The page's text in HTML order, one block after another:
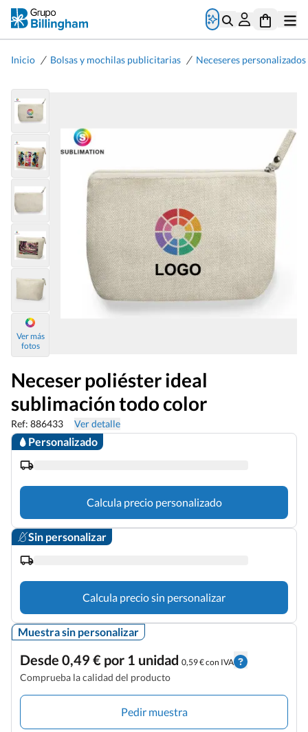
Inicio / Bolsas y mochilas publicitarias / Neceseres personalizados
Ver más
fotos
Neceser poliéster ideal
sublimación todo color
Ref: 886433 Ver detalle
Personalizado
Calcula precio personalizado
Sin personalizar
Calcula precio sin personalizar
Muestra sin personalizar
Desde 0,49 € por 1 unidad 0,59 € con IVA
Comprueba la calidad del producto
Pedir muestra